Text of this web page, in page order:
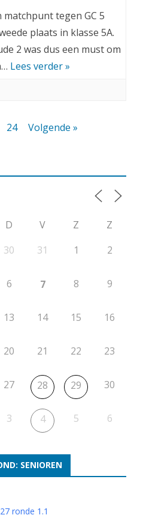
tegen GC 5
plaats in klasse 5A.
2 was dus een must om
Lees verder »
24 Volgende »
D V Z
Z
30 31 1 2
6 7 8 9
13 14 15 16
20 21 22 23
27 28 29 30
3 4 5 6
SENIOREN
ronde 1.1